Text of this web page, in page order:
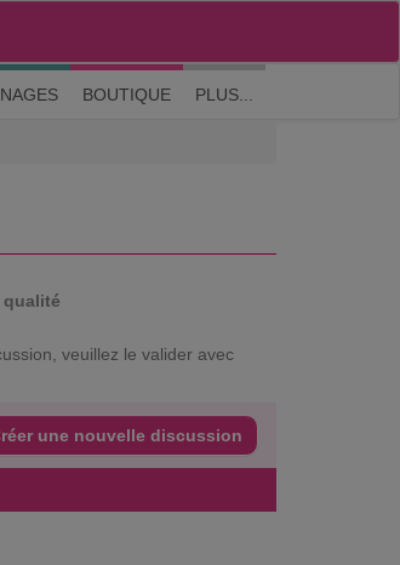
Me connecter| ? Visite guidée
BOUTIQUE PLUS...
qualité
veuillez le valider avec
une nouvelle discussion